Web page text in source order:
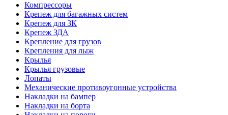
Компрессоры
Крепеж для багажных систем
Крепеж для ЗК
Крепеж ЗДА
Крепление для грузов
Крепления для лыж
Крылья
Крылья грузовые
Лопаты
Механические противоугонные устройства
Накладки на бампер
Накладки на борта